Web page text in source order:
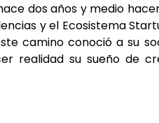
dos años y medio
y el Ecosistema
camino conoció a su
realidad su sueño de